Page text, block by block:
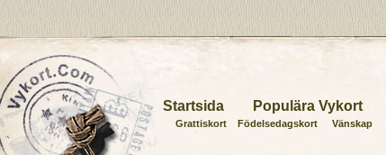
Startsida Populära Vykort
Grattiskort Födelsedagskort Vänskap